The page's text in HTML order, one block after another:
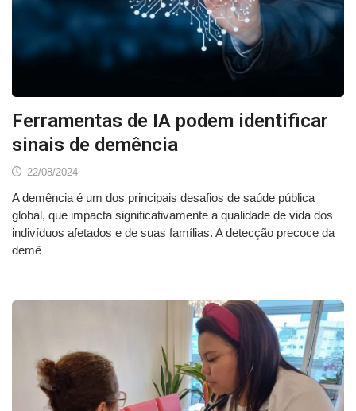
Ferramentas de IA podem identificar
sinais de demência
22/08/2024
A demência é um dos principais desafios de saúde pública
global, que impacta significativamente a qualidade de vida dos
indivíduos afetados e de suas famílias. A detecção precoce da
demê